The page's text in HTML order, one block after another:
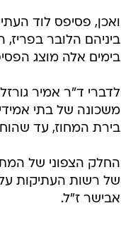
ואכן, פסיפס לוד
ביניהם הלובר
בימים אלה מוצג
לדברי ד"ר אמיר
משכונה של בתי
בירת המחוז, עד
החלק הצפוני של
אבישר ז"ל.